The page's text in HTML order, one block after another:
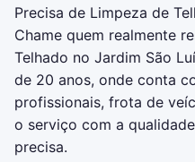
Precisa de Limpeza de
Chame quem realmente
Telhado no Jardim São
de 20 anos, onde conta
profissionais, frota de
o serviço com a
precisa.